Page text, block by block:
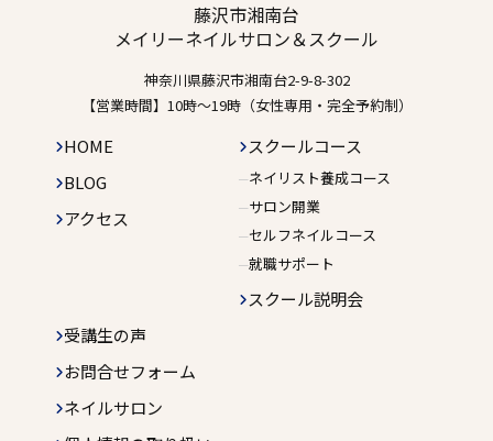
藤沢市湘南台
メイリーネイルサロン＆スクール
神奈川県藤沢市湘南台2-9-8-302
【営業時間】10時〜19時（女性専用・完全予約制）
HOME
BLOG
アクセス
スクールコース
ネイリスト養成コース
サロン開業
セルフネイルコース
就職サポート
スクール説明会
受講生の声
お問合せフォーム
ネイルサロン